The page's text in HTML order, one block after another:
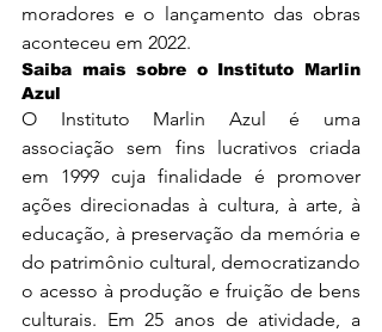
moradores e o lançamento das obras
aconteceu em 2022.
Saiba mais sobre o Instituto Marlin
Azul
O Instituto Marlin Azul é uma
associação sem fins lucrativos criada
em 1999 cuja finalidade é promover
ações direcionadas à cultura, à arte, à
educação, à preservação da memória e
do patrimônio cultural, democratizando
o acesso à produção e fruição de bens
culturais. Em 25 anos de atividade, a